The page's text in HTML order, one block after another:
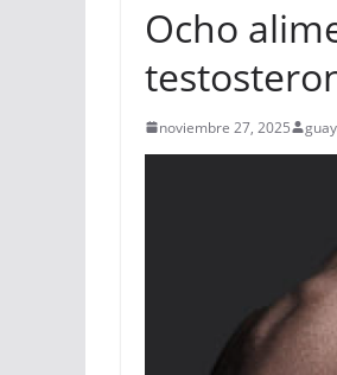
Ocho
noviembre 27, 2025